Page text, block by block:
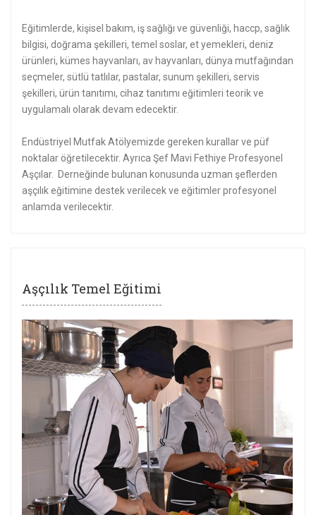
Eğitimlerde, kişisel bakım, iş sağlığı ve güvenliği, haccp, sağlık
bilgisi, doğrama şekilleri, temel soslar, et yemekleri, deniz
ürünleri, kümes hayvanları, av hayvanları, dünya mutfağından
seçmeler, sütlü tatlılar, pastalar, sunum şekilleri, servis
şekilleri, ürün tanıtımı, cihaz tanıtımı eğitimleri teorik ve
uygulamalı olarak devam edecektir.
Endüstriyel Mutfak Atölyemizde gereken kurallar ve püf
noktalar öğretilecektir. Ayrıca Şef Mavi Fethiye Profesyonel
Aşçılar. Derneğinde bulunan konusunda uzman şeflerden
aşçılık eğitimine destek verilecek ve eğitimler profesyonel
anlamda verilecektir.
Aşçılık Temel Eğitimi